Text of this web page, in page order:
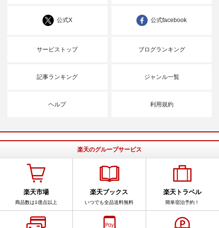
公式X 公式facebook
サービストップ ブログランキング
記事ランキング ジャンル一覧
ヘルプ 利用規約
楽天のグループサービス
楽天市場
商品数は1億点以上
楽天ブックス
いつでも全品送料無料
楽天トラベル
簡単宿泊予約！